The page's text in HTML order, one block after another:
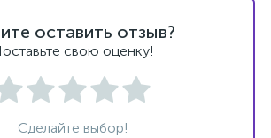
оставить отзыв?
свою оценку!
Сделайте выбор!